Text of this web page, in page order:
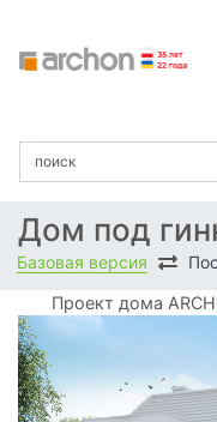
Дом под
Базовая версия
Проект дома